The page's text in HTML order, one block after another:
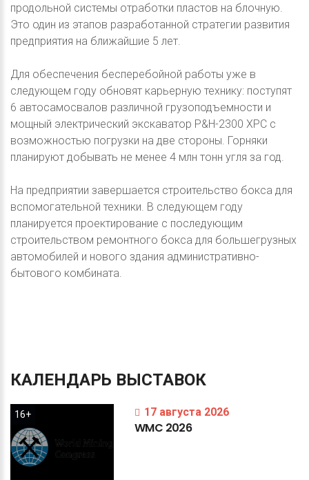
продольной системы отработки пластов на блочную.
Это один из этапов разработанной стратегии развития
предприятия на ближайшие 5 лет.
Для обеспечения бесперебойной работы уже в
следующем году обновят карьерную технику: поступят
6 автосамосвалов различной грузоподъемности и
мощный электрический экскаватор P&H-2300 XPC c
возможностью погрузки на две стороны. Горняки
планируют добывать не менее 4 млн тонн угля за год.
На предприятии завершается строительство бокса для
вспомогательной техники. В следующем году
планируется проектирование с последующим
строительством ремонтного бокса для большегрузных
автомобилей и нового здания административно-
бытового комбината.
КАЛЕНДАРЬ ВЫСТАВОК
16+ 17 августа 2026
WMC 2026